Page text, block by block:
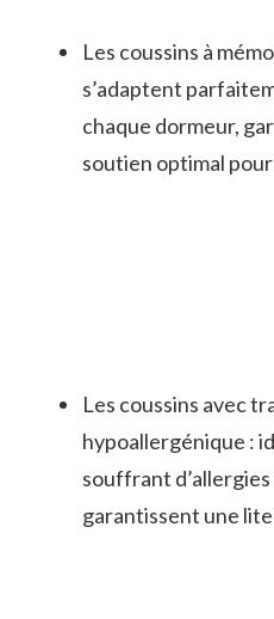
Les coussins à
s’adaptent
chaque dormeur,
soutien optimal
Les coussins avec
hypoallergénique :
souffrant d’allergies
garantissent une